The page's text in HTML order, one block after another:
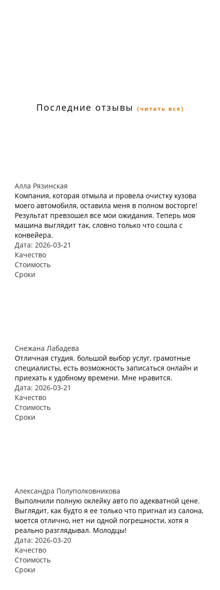
Последние отзывы (читать все)
Алла Рязинская
Компания, которая отмыла и провела очистку кузова
моего автомобиля, оставила меня в полном восторге!
Результат превзошел все мои ожидания. Теперь моя
машина выглядит так, словно только что сошла с
конвейера.
Дата: 2026-03-21
Качество
Стоимость
Сроки
Снежана Лабадева
Отличная студия. большой выбор услуг, грамотные
специалисты, есть возможность записаться онлайн и
приехать к удобному времени. Мне нравится.
Дата: 2026-03-21
Качество
Стоимость
Сроки
Александра Полуполковникова
Выполнили полную оклейку авто по адекватной цене.
Выглядит, как будто я ее только что пригнал из салона,
моется отлично, нет ни одной погрешности, хотя я
реально разглядывал. Молодцы!
Дата: 2026-03-20
Качество
Стоимость
Сроки